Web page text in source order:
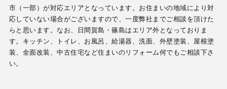
市（一部）が対応エリアとなっています。お住まいの地域により対
応していない場合がございますので、一度弊社までご相談を頂けた
らと思います。なお、日間賀島・篠島はエリア外となっておりま
す。キッチン、トイレ、お風呂、給湯器、洗面、外壁塗装、屋根塗
装、全面改装、中古住宅など住まいのリフォーム何でもご相談下さ
い。